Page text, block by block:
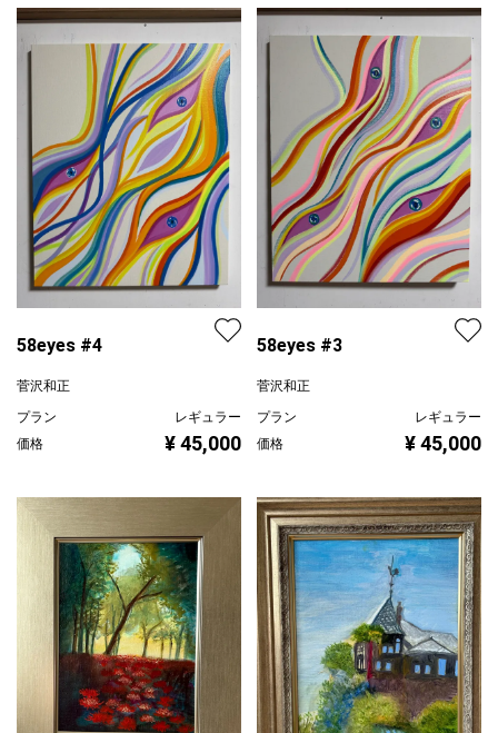
58eyes #4
菅沢和正
プラン
レギュラー
価格
¥ 45,000
58eyes #3
菅沢和正
プラン
レギュラー
価格
¥ 45,000